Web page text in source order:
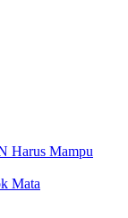
Harus Mampu
Mata